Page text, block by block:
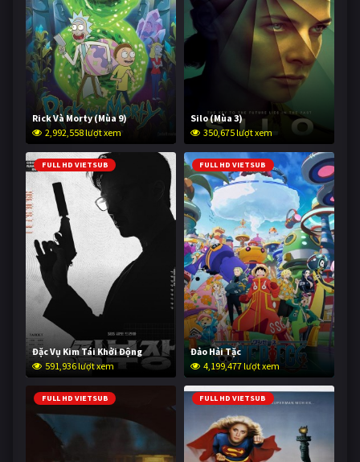
Rick Và Morty (Mùa 9)
2,992,558 lượt xem
Silo (Mùa 3)
350,675 lượt xem
FULL HD VIETSUB
Đặc Vụ Kim Tái Khởi Động
591,936 lượt xem
FULL HD VIETSUB
Đảo Hải Tặc
4,199,477 lượt xem
FULL HD VIETSUB FULL HD VIETSUB